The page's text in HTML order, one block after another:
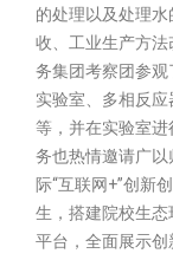
的处理以及处理
收、工业生产方
务集团考察团参
实验室、多相反
等，并在实验室
务也热情邀请广
际“互联网+”创新
生，搭建院校生
平台，全面展示